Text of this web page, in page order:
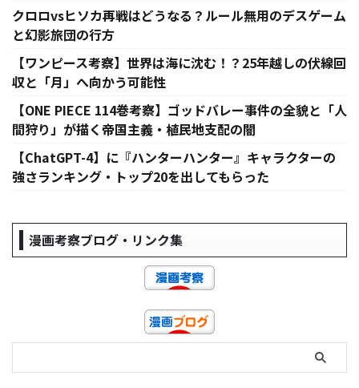
クロロvsヒソカ再戦はどうなる？ルール無用のデスゲーム
と幻影旅団の行方
【ワンピース考察】世界は海に沈む！？25年越しの伏線回
収と「月」へ向かう可能性
【ONE PIECE 114巻考察】ゴッドバレー事件の全貌と「人
間狩り」が描く帝国主義・植民地支配の闇
【ChatGPT-4】に『ハンターハンター』キャラクターの
強さランキング・トップ20を出してもらった
漫画考察ブログ・リンク集